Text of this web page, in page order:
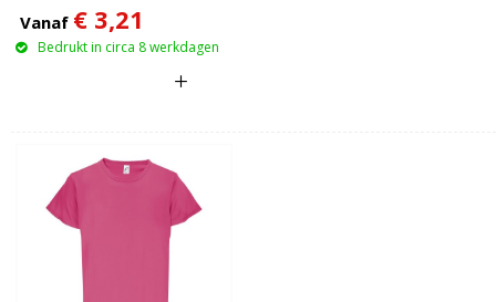
Vanaf € 3,21
Bedrukt in circa 8 werkdagen